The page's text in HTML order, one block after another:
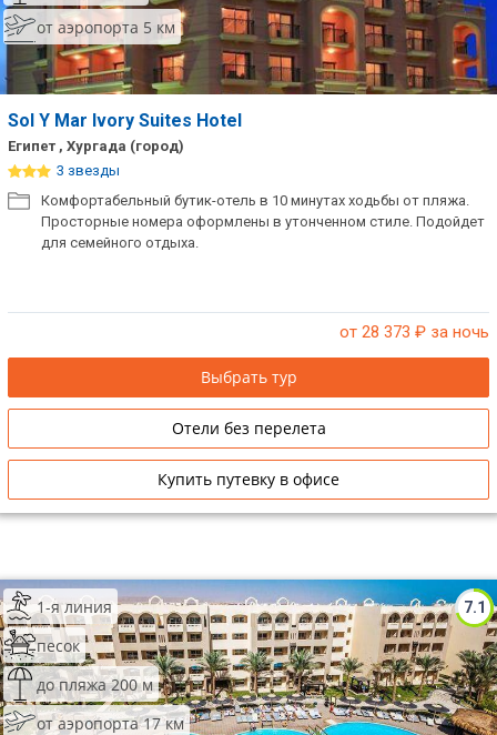
от аэропорта 5 км
Sol Y Mar Ivory Suites Hotel
Египет , Хургада (город)
3 звезды
Комфортабельный бутик-отель в 10 минутах ходьбы от пляжа.
Просторные номера оформлены в утонченном стиле. Подойдет
для семейного отдыха.
от 28 373 ₽ за ночь
Выбрать тур
Отели без перелета
Купить путевку в офисе
7.1
1-я линия
песок
до пляжа 200 м
от аэропорта 17 км